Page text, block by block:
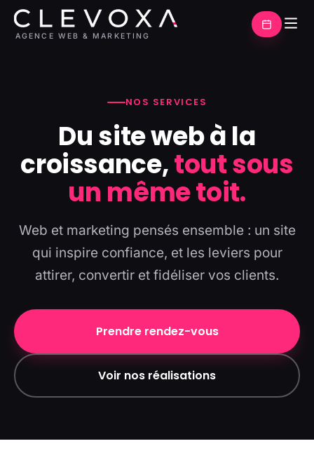
AGENCE WEB & MARKETING
NOS SERVICES
Du site web à la
croissance,tout sous
un même toit.
Web et marketing pensés ensemble : un site
qui inspire confiance, et les leviers pour
attirer, convertir et fidéliser vos clients.
Prendre rendez-vous
Voir nos réalisations